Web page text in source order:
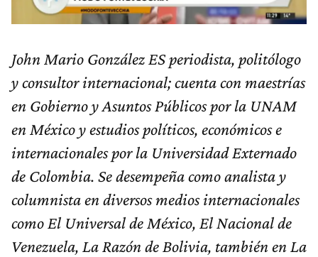
John Mario González ES periodista, politólogo
y consultor internacional; cuenta con maestrías
en Gobierno y Asuntos Públicos por la UNAM
en México y estudios políticos, económicos e
internacionales por la Universidad Externado
de Colombia. Se desempeña como analista y
columnista en diversos medios internacionales
como El Universal de México, El Nacional de
Venezuela, La Razón de Bolivia, también en La